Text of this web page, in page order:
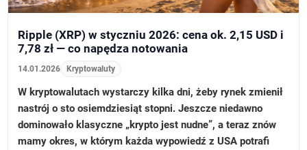
Ripple (XRP) w styczniu 2026: cena ok. 2,15 USD i
7,78 zł — co napędza notowania
14.01.2026 Kryptowaluty
W kryptowalutach wystarczy kilka dni, żeby rynek zmienił
nastrój o sto osiemdziesiąt stopni. Jeszcze niedawno
dominowało klasyczne „krypto jest nudne”, a teraz znów
mamy okres, w którym każda wypowiedź z USA potrafi